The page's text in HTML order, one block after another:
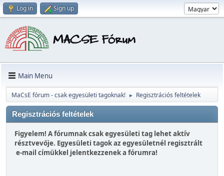
Log in Sign up
Main Menu
MaCsE fórum - csak egyesületi tagoknak! ► Regisztrációs feltételek
Regisztrációs feltételek
Figyelem! A fórumnak csak egyesületi tag lehet aktív
résztvevője. Egyesületi tagok az egyesületnél regisztrált
e-mail címükkel jelentkezzenek a fórumra!